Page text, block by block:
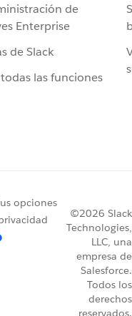
de
Enterprise
de Slack
las funciones
opciones
©2026 Slack
Technologies,
LLC, una
empresa de
Salesforce.
Todos los
derechos
reservados.